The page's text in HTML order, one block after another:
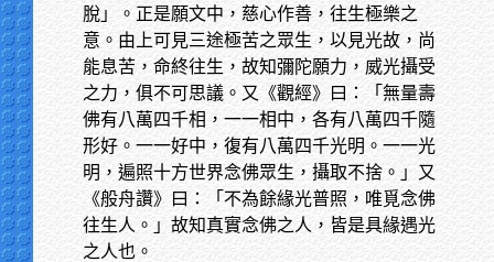
脫」。正是願文中，慈心作善，往生極樂之
意。由上可見三途極苦之眾生，以見光故，尚
能息苦，命終往生，故知彌陀願力，威光攝受
之力，俱不可思議。又《觀經》曰：「無量壽
佛有八萬四千相，一一相中，各有八萬四千隨
形好。一一好中，復有八萬四千光明。一一光
明，遍照十方世界念佛眾生，攝取不捨。」又
《般舟讚》曰：「不為餘緣光普照，唯覓念佛
往生人。」故知真實念佛之人，皆是具緣遇光
之人也。